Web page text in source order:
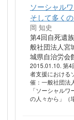
ソーシャル
そして多く
岡 知史
第4回自死遺
般社団法人宮
城県自治労会
2015.01.10. 第4
者支援における
催：一般社団法
「ソーシャル
の人々から」（